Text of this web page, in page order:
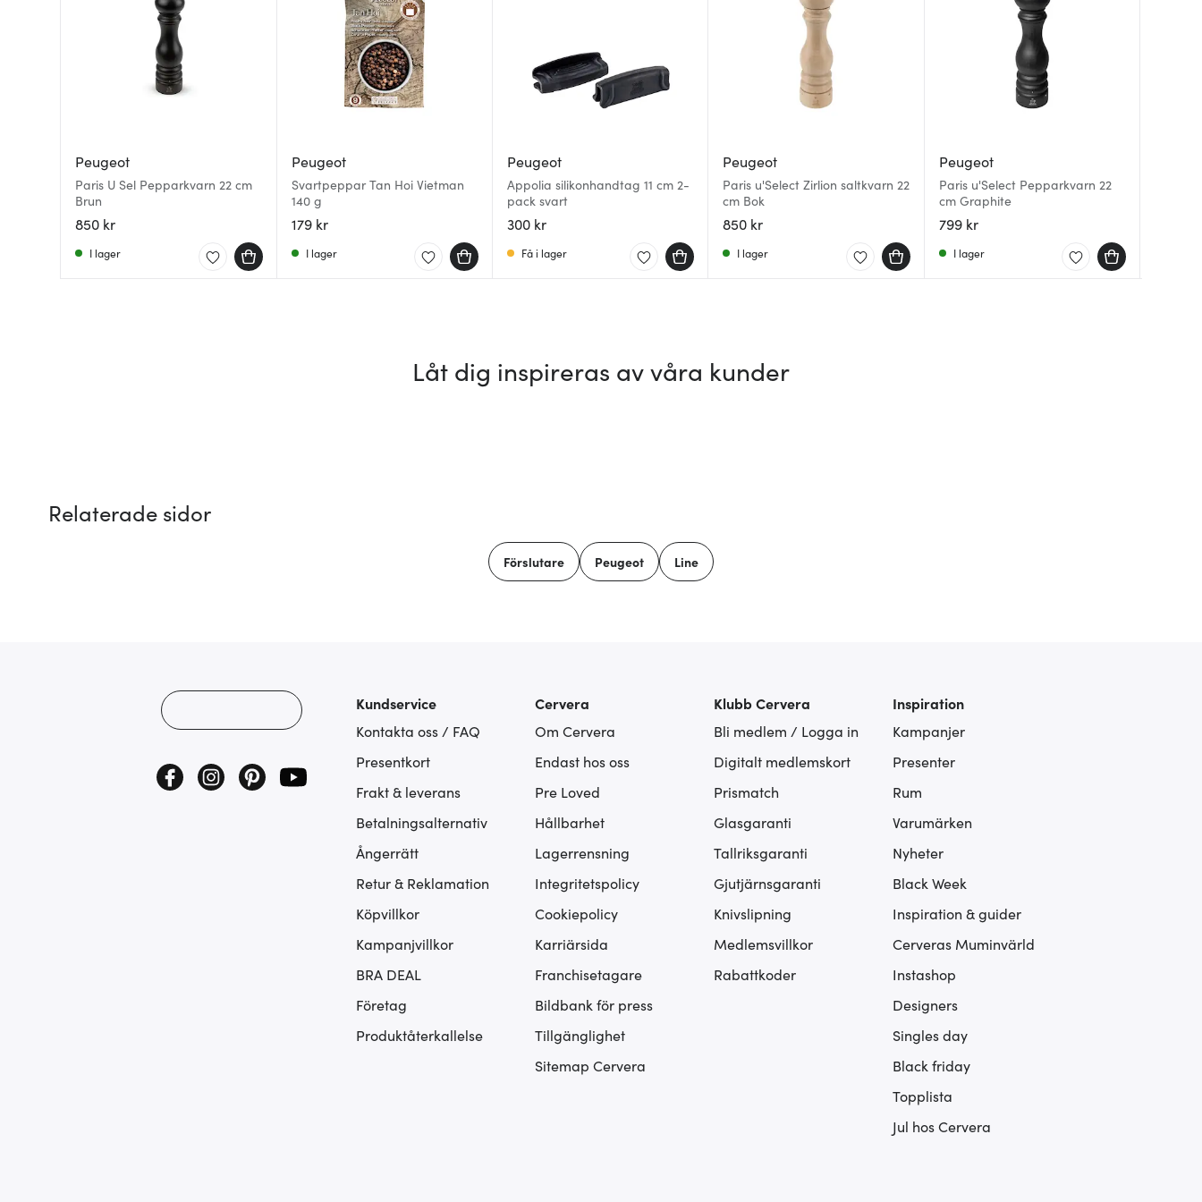
Peugeot
Paris U Sel Pepparkvarn 22 cm
Brun
850 kr
I lager
Peugeot
Svartpeppar Tan Hoi Vietman
140 g
179 kr
I lager
Peugeot
Appolia silikonhandtag 11 cm 2-
pack svart
300 kr
Få i lager
Peugeot
Paris u'Select Zirlion saltkvarn 22
cm Bok
850 kr
I lager
Peugeot
Paris u'Select Pepparkvarn 22
cm Graphite
799 kr
I lager
Låt dig inspireras av våra kunder
Relaterade sidor
Förslutare Peugeot Line
Kundservice
Kontakta oss / FAQ
Presentkort
Frakt & leverans
Betalningsalternativ
Ångerrätt
Retur & Reklamation
Köpvillkor
Kampanjvillkor
BRA DEAL
Företag
Produktåterkallelse
Cervera
Om Cervera
Endast hos oss
Pre Loved
Hållbarhet
Lagerrensning
Integritetspolicy
Cookiepolicy
Karriärsida
Franchisetagare
Bildbank för press
Tillgänglighet
Sitemap Cervera
Klubb Cervera
Bli medlem / Logga in
Digitalt medlemskort
Prismatch
Glasgaranti
Tallriksgaranti
Gjutjärnsgaranti
Knivslipning
Medlemsvillkor
Rabattkoder
Inspiration
Kampanjer
Presenter
Rum
Varumärken
Nyheter
Black Week
Inspiration & guider
Cerveras Muminvärld
Instashop
Designers
Singles day
Black friday
Topplista
Jul hos Cervera